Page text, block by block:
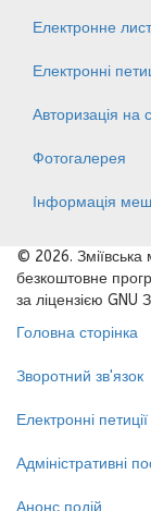
Електронне
Електронні
Авторизація на
Фотогалерея
Інформація
© 2026. Зміївська
безкоштовне
за ліцензією GNU
Головна сторінка
Зворотний зв'язок
Електронні петиції
Адміністративні